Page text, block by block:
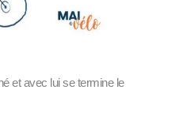
et avec lui se termine le